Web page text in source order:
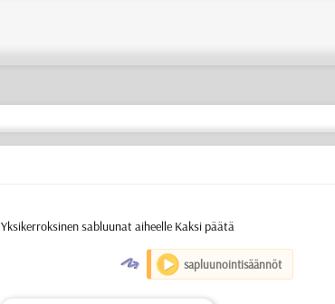
Yksikerroksinen sabluunat aiheelle Kaksi päätä
O sapluunointisäännöt